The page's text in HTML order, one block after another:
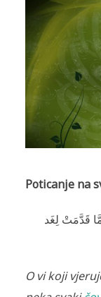
Poticanje na
مَّا قَدَّمَتْ لِغَد
O vi koji